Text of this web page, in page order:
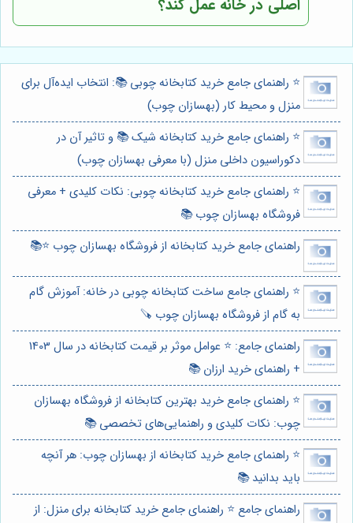
اصلی در خانه عمل کند؟
⭐️ راهنمای جامع خرید کتابخانه چوبی 📚: انتخاب ایده‌آل برای
منزل و محیط کار (بهسازان چوب)
⭐️ راهنمای جامع خرید کتابخانه شیک 📚 و تاثیر آن در
دکوراسیون داخلی منزل (با معرفی بهسازان چوب)
⭐️ راهنمای جامع خرید کتابخانه چوبی: نکات کلیدی + معرفی
فروشگاه بهسازان چوب 📚
راهنمای جامع خرید کتابخانه از فروشگاه بهسازان چوب ⭐️📚
⭐️ راهنمای جامع ساخت کتابخانه چوبی در خانه: آموزش گام
به گام از فروشگاه بهسازان چوب 🪚
راهنمای جامع: ⭐️ عوامل موثر بر قیمت کتابخانه در سال 1403
+ راهنمای خرید ارزان 📚
⭐️ راهنمای جامع خرید بهترین کتابخانه از فروشگاه بهسازان
چوب: نکات کلیدی و راهنمایی‌های تخصصی 📚
⭐️ راهنمای جامع خرید کتابخانه از بهسازان چوب: هر آنچه
باید بدانید 📚
راهنمای جامع ⭐️ راهنمای جامع خرید کتابخانه برای منزل: از